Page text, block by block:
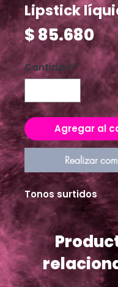
Lipstick
$ 85.680
Cantidad *
Agregar al
Realizar
Tonos surtidos